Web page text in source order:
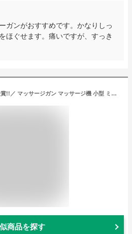
ガンがおすすめです。かなりしっ
ほぐせます。痛いですが、すっき
＼楽天ランキング1位受賞!!／ マッサージガン マッサージ機 小型 ミニ 筋膜リリース 1位 筋肉 ほぐす 背中 腰 足 全身 小型マッサージ器 ハンディマッサージャー ハンディガン ボディケア 筋膜ドリル 振動マッサージ 電動 マッサージ機【KINMAKU mini ドリルガン】
商品を探す